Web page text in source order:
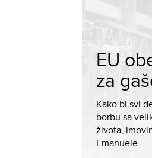
EU
za
Kako bi svi
borbu sa
života,
Emanuele…